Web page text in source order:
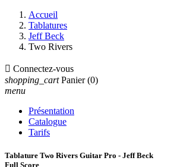
Accueil
Tablatures
Jeff Beck
Two Rivers
 Connectez-vous
shopping_cart Panier (0)
menu
Présentation
Catalogue
Tarifs
Tablature Two Rivers Guitar Pro - Jeff Beck
Full Score